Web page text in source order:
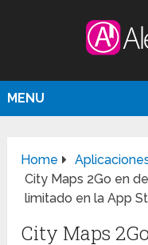
MENU
Home
City Maps 2Go en
limitado en la App
City Maps